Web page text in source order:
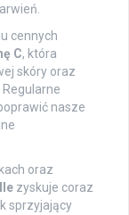
cennych
C, która
skóry oraz
nasze
oraz
zyskuje coraz
sprzyjający